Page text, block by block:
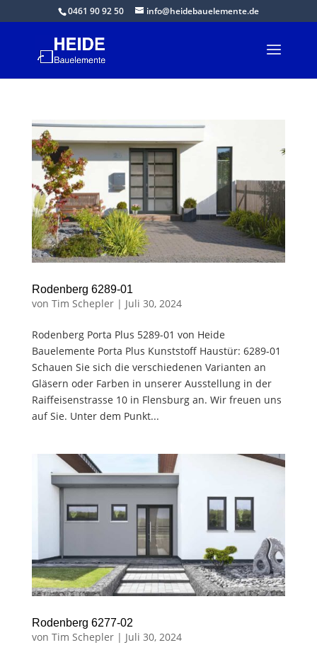
0461 90 92 50 info@heidebauelemente.de
Rodenberg 6289-01
von Tim Schepler| Juli 30, 2024
Rodenberg Porta Plus 5289-01 von Heide
Bauelemente Porta Plus Kunststoff Haustür: 6289-01
Schauen Sie sich die verschiedenen Varianten an
Gläsern oder Farben in unserer Ausstellung in der
Raiffeisenstrasse 10 in Flensburg an. Wir freuen uns
auf Sie. Unter dem Punkt...
Rodenberg 6277-02
von Tim Schepler| Juli 30, 2024